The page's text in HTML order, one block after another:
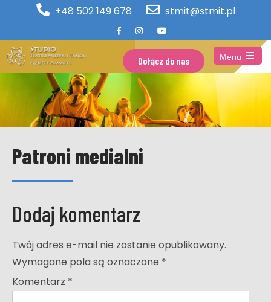
+48 502 149 678 stmit@stmit.pl
Dołącz do nas
Menu
Open
the
main
menu
Patroni medialni
Dodaj komentarz
Twój adres e-mail nie zostanie opublikowany.
Wymagane pola są oznaczone *
Komentarz *